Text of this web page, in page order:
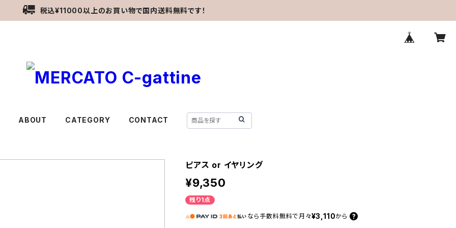
税込¥11000以上のお買い物で国内送料無料です！
ABOUT CATEGORY CONTACT
ピアス or イヤリング
¥9,350
残り1点
なら 手数料無料で 月々¥3,110から